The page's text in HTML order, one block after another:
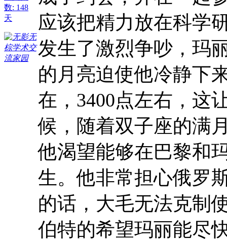
数: 148
天
应该把精力放在科学
发生了激烈争吵，玛
的月亮迫使他冷静下
在，3400点左右，这
候，随着双子座的满
他渴望能够在巴黎和
生。他非常担心俄罗
的话，大毛无法克制
伯特的希望玛丽能尽